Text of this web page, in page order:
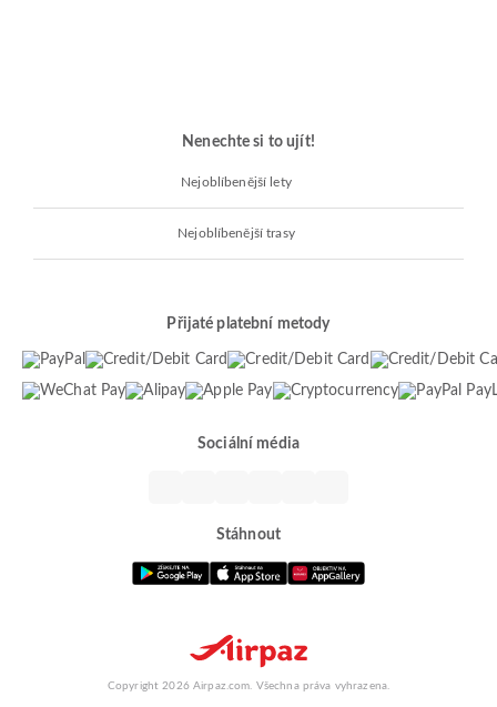
Nenechte si to ujít!
Nejoblíbenější lety
Nejoblíbenější trasy
Přijaté platební metody
Sociální média
Stáhnout
Copyright 2026 Airpaz.com. Všechna práva vyhrazena.